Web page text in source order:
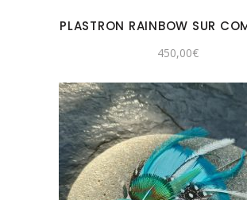
PLASTRON RAINBOW SUR
450,00€